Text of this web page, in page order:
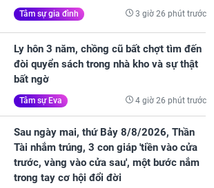
Tâm sự gia đình 3 giờ 26 phút trước
Ly hôn 3 năm, chồng cũ bất chợt tìm đến
đòi quyển sách trong nhà kho và sự thật
bất ngờ
Tâm sự Eva 4 giờ 26 phút trước
Sau ngày mai, thứ Bảy 8/8/2026, Thần
Tài nhắm trúng, 3 con giáp 'tiền vào cửa
trước, vàng vào cửa sau', một bước nắm
trong tay cơ hội đổi đời